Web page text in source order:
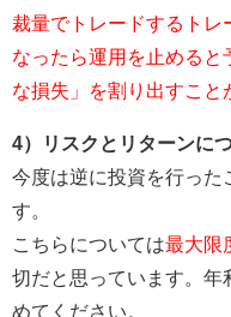
裁量でトレードするトレ
なったら運用を止めると
な損失」を割り出すこと
4）リスクとリターンに
今度は逆に投資を行った
す。
こちらについては最大限
切だと思っています。年
めてください。